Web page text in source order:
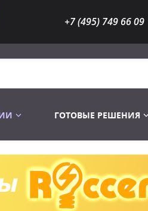
+7 (495) 749 66 09
Лампы
ГОТОВЫЕ РЕШЕНИЯ